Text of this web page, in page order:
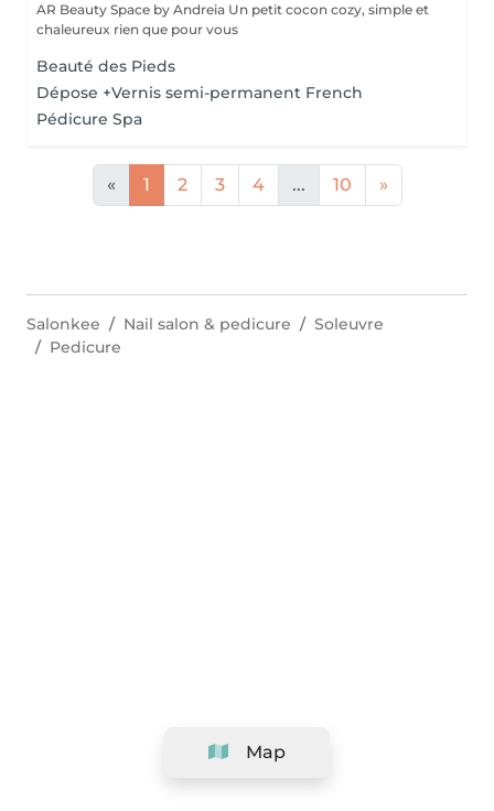
AR Beauty Space by Andreia Un petit cocon cozy, simple et
chaleureux rien que pour vous
Beauté des Pieds
Dépose +Vernis semi-permanent French
Pédicure Spa
« 1 2 3 4 ... 10 »
Map
Salonkee Nail salon & pedicure
Soleuvre
Pedicure